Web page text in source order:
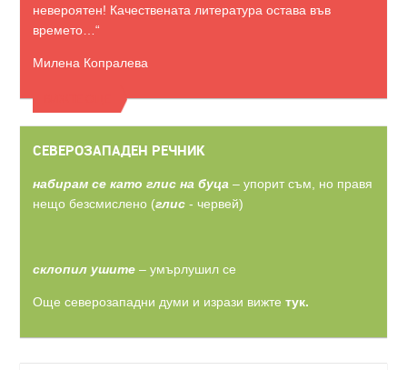
невероятен! Качествената литература остава във
времето…“
Милена Копралева
СЕВЕРОЗАПАДЕН РЕЧНИК
набирам се като глис на буца – упорит съм, но правя
нещо безсмислено (глис - червей)
склопил ушите – умърлушил се
Още северозападни думи и изрази вижте тук.